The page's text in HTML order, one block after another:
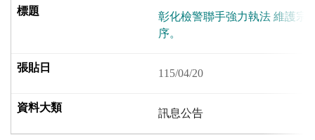
彰化檢警聯手強力執法 維護宗
序。
115/04/20
訊息公告